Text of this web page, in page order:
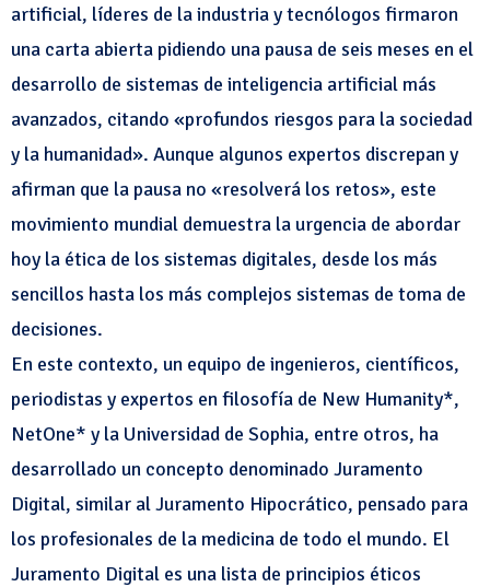
artificial, líderes de la industria y tecnólogos firmaron
una carta abierta pidiendo una pausa de seis meses en el
desarrollo de sistemas de inteligencia artificial más
avanzados, citando «profundos riesgos para la sociedad
y la humanidad». Aunque algunos expertos discrepan y
afirman que la pausa no «resolverá los retos», este
movimiento mundial demuestra la urgencia de abordar
hoy la ética de los sistemas digitales, desde los más
sencillos hasta los más complejos sistemas de toma de
decisiones.
En este contexto, un equipo de ingenieros, científicos,
periodistas y expertos en filosofía de New Humanity*,
NetOne* y la Universidad de Sophia, entre otros, ha
desarrollado un concepto denominado Juramento
Digital, similar al Juramento Hipocrático, pensado para
los profesionales de la medicina de todo el mundo. El
Juramento Digital es una lista de principios éticos